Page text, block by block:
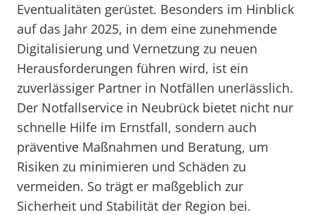
Eventualitäten gerüstet. Besonders im Hinblick
auf das Jahr 2025, in dem eine zunehmende
Digitalisierung und Vernetzung zu neuen
Herausforderungen führen wird, ist ein
zuverlässiger Partner in Notfällen unerlässlich.
Der Notfallservice in Neubrück bietet nicht nur
schnelle Hilfe im Ernstfall, sondern auch
präventive Maßnahmen und Beratung, um
Risiken zu minimieren und Schäden zu
vermeiden. So trägt er maßgeblich zur
Sicherheit und Stabilität der Region bei.